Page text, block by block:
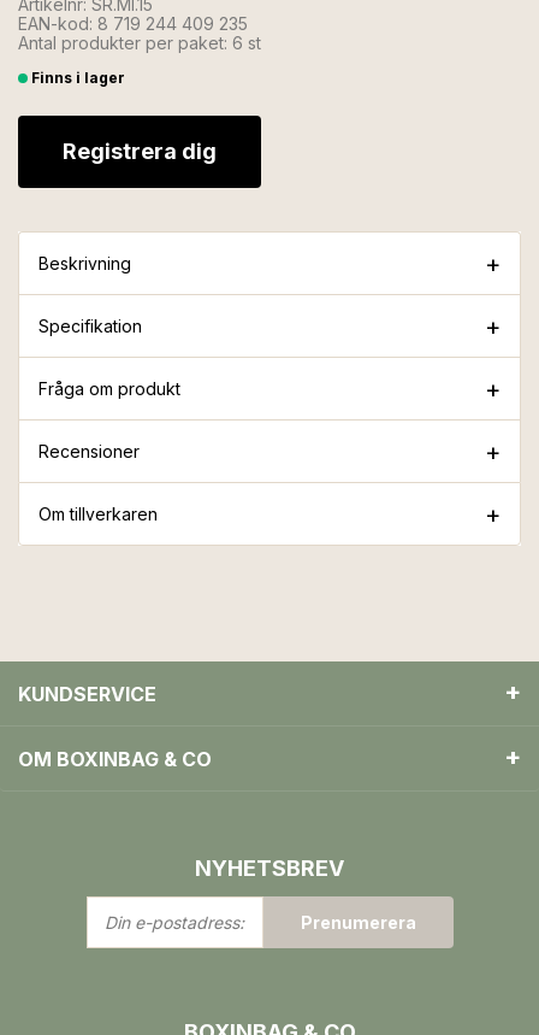
Artikelnr: SR.MI.15
EAN-kod: 8 719 244 409 235
Antal produkter per paket: 6 st
Finns i lager
Registrera dig
Beskrivning
Specifikation
Fråga om produkt
Recensioner
Om tillverkaren
KUNDSERVICE
OM BOXINBAG & CO
NYHETSBREV
Din
e-
Prenumerera